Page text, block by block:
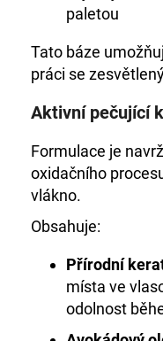
paletou
Tato báze
práci se
Aktivní pečující
Formulace je
oxidačního
vlákno.
Obsahuje:
Přírodní
místa ve
odolnost